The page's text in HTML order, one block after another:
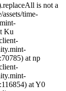
is not a
time-
Ku
at np
at Y0